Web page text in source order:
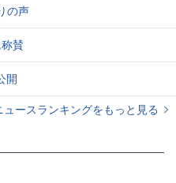
の声
賛
開
ュースランキングをもっと見る